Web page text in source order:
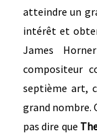
atteindre un
intérêt et
James
compositeur
septième art,
grand nombre.
pas dire que